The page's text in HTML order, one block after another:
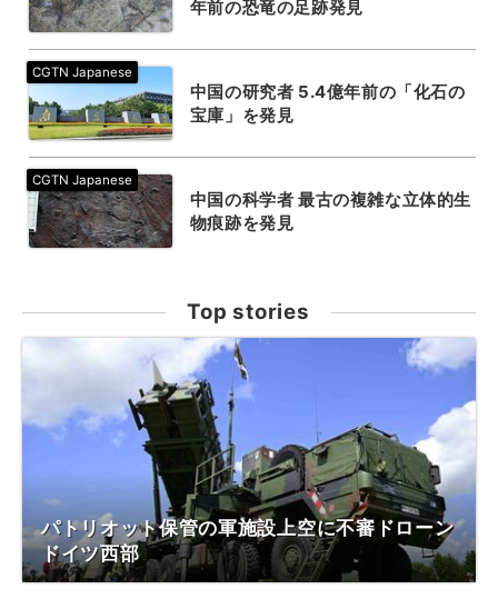
年前の恐竜の足跡発見
中国の研究者 5.4億年前の「化石の
宝庫」を発見
中国の科学者 最古の複雑な立体的生
物痕跡を発見
Top stories
パトリオット保管の軍施設上空に不審ドローン
ドイツ西部